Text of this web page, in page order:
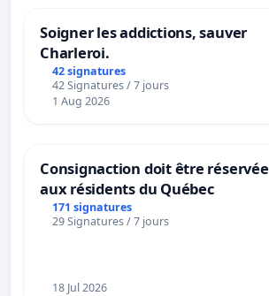
Soigner les addictions, sauver
Charleroi.
42 signatures
42 Signatures / 7 jours
1 Aug 2026
Consignaction doit être réservée
aux résidents du Québec
171 signatures
29 Signatures / 7 jours
18 Jul 2026